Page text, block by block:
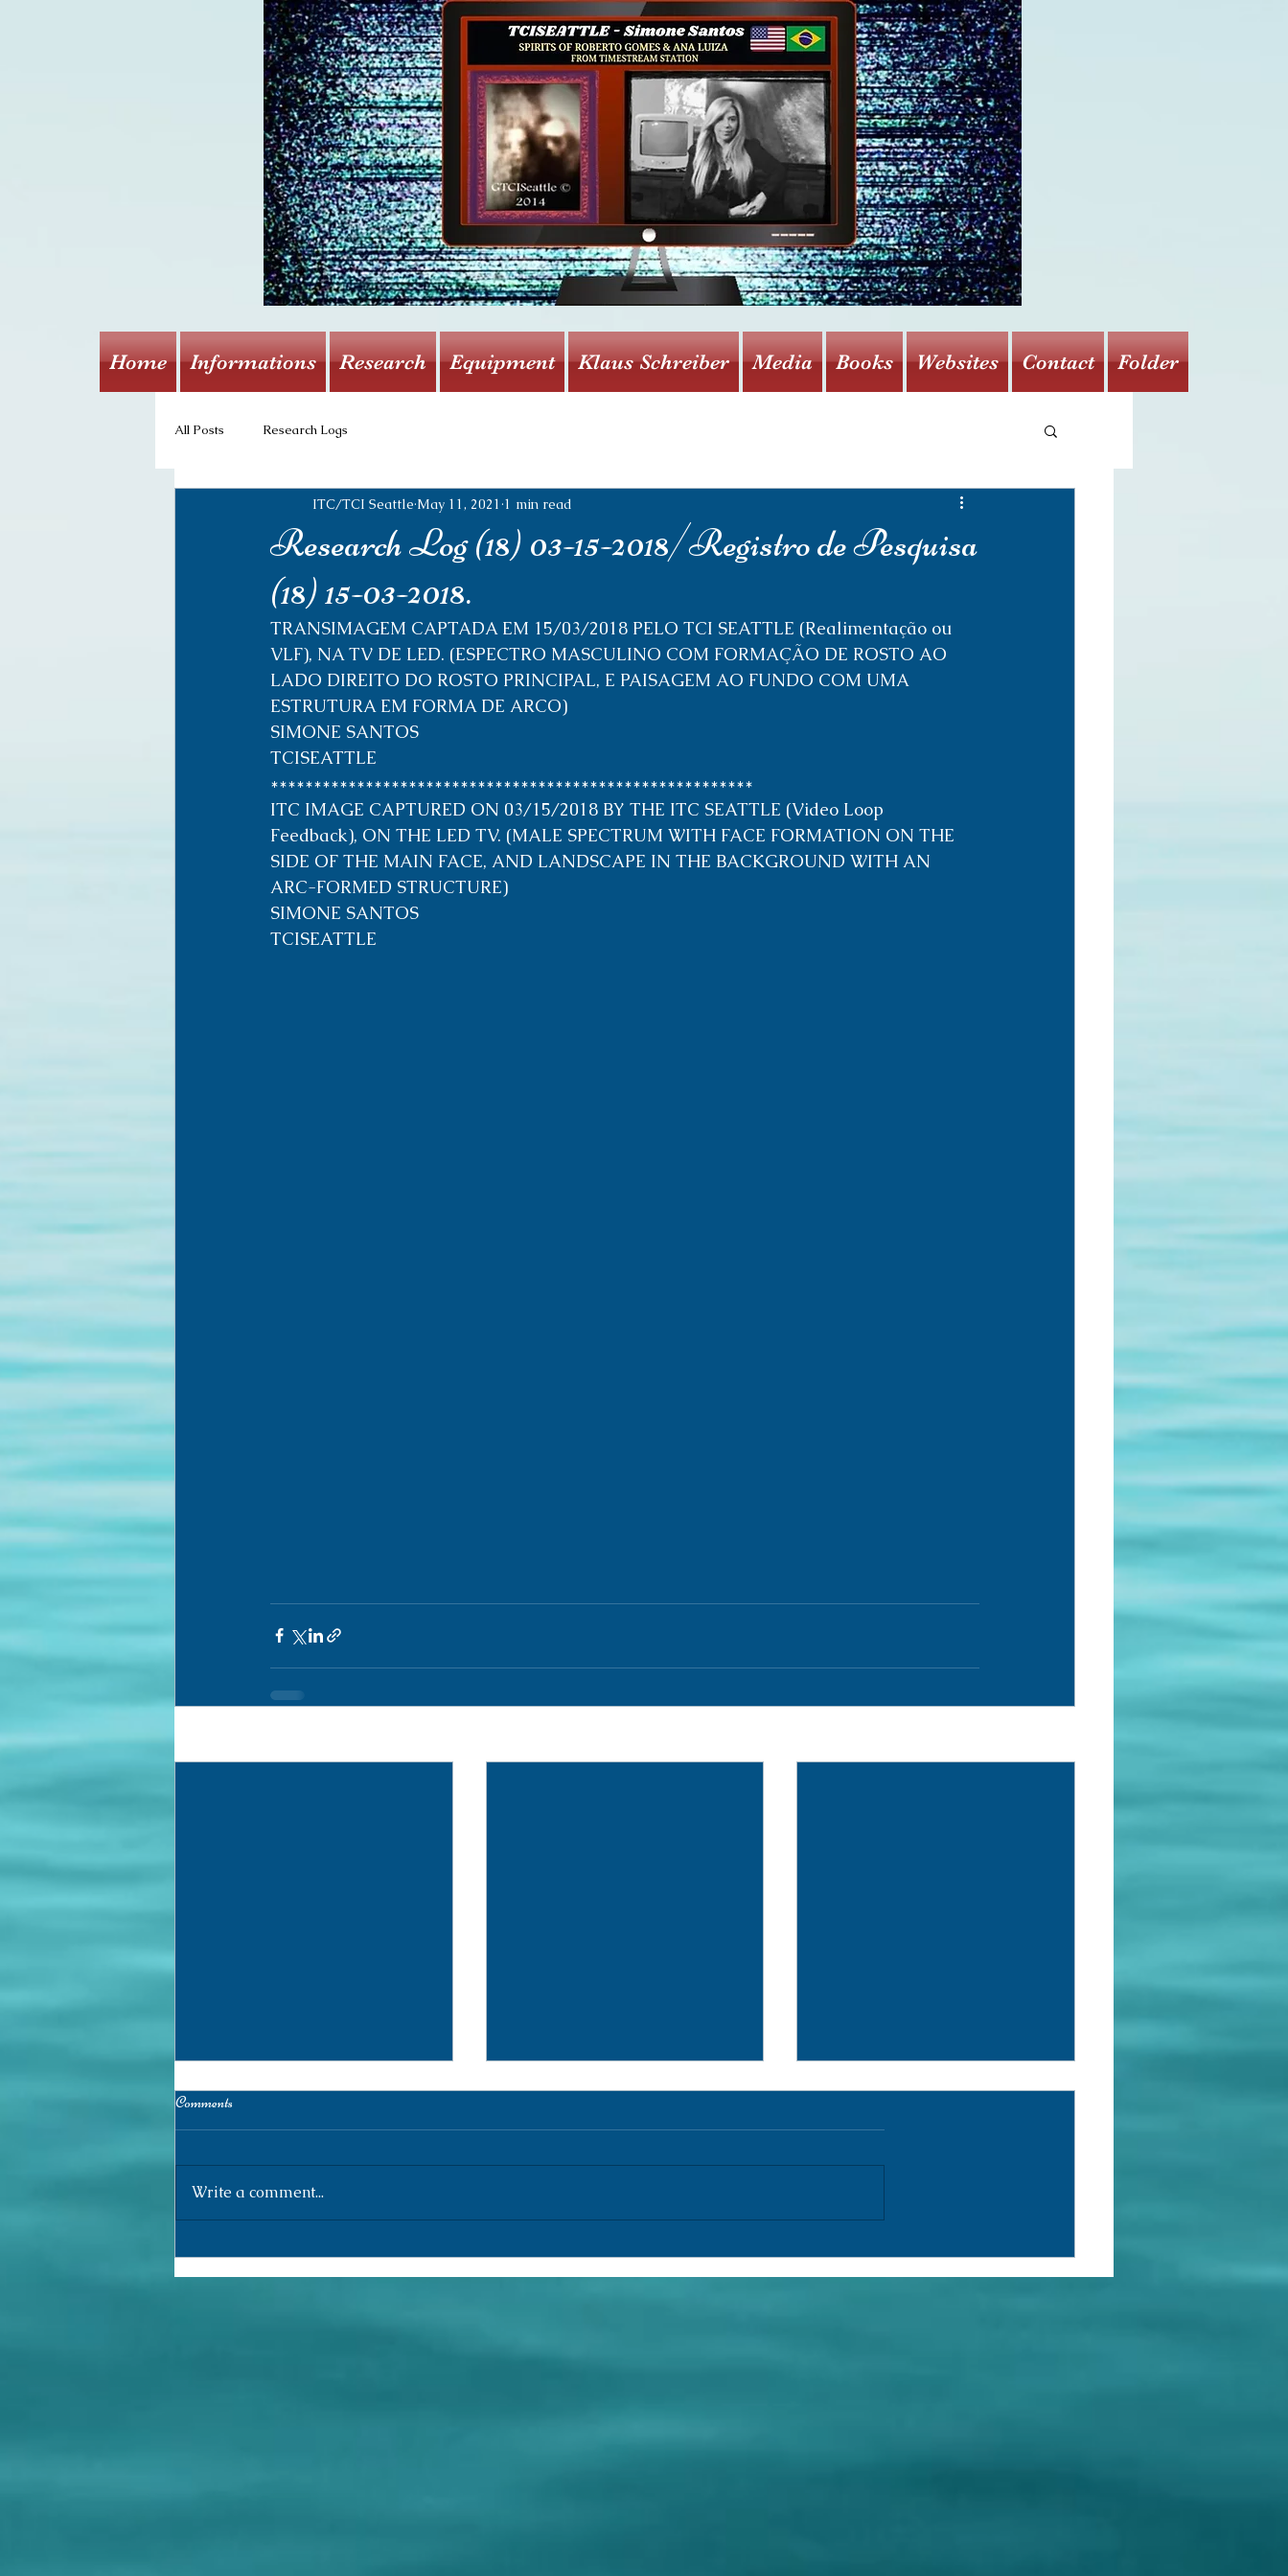
Home Informations Research Equipment Klaus Schreiber Media Books Websites Contact Folder
All Posts Research Logs
Research Log (18) 03-15-2018/Registro de Pesquisa
(18) 15-03-2018.
ITC/TCI Seattle May 11, 2021 1 min read
TRANSIMAGEM CAPTADA EM 15/03/2018 PELO TCI SEATTLE (Realimentação ou
VLF), NA TV DE LED. (ESPECTRO MASCULINO COM FORMAÇÃO DE ROSTO AO
LADO DIREITO DO ROSTO PRINCIPAL, E PAISAGEM AO FUNDO COM UMA
ESTRUTURA EM FORMA DE ARCO)
SIMONE SANTOS
TCISEATTLE
********************************************************
ITC IMAGE CAPTURED ON 03/15/2018 BY THE ITC SEATTLE (Video Loop
Feedback), ON THE LED TV. (MALE SPECTRUM WITH FACE FORMATION ON THE
SIDE OF THE MAIN FACE, AND LANDSCAPE IN THE BACKGROUND WITH AN
ARC-FORMED STRUCTURE)
SIMONE SANTOS
TCISEATTLE
Comments
Write a comment...